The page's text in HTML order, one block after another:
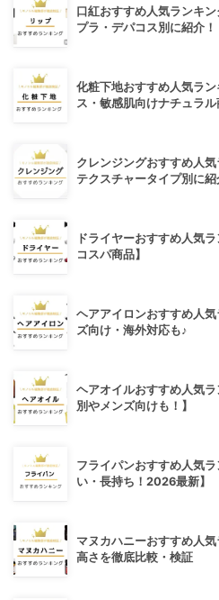
口紅おすすめ人気ランキ
プラ・デパコス別に紹介！
化粧下地おすすめ人気ラ
ス・敏感肌向けナチュラル
クレンジングおすすめ人
テクスチャータイプ別に紹
ドライヤーおすすめ人気
コスパ商品】
ヘアアイロンおすすめ人
ズ向け・海外対応も♪
ヘアオイルおすすめ人気
別やメンズ向けも！】
フライパンおすすめ人気
い・長持ち！2026最新】
マヌカハニーおすすめ人
高さを徹底比較・検証